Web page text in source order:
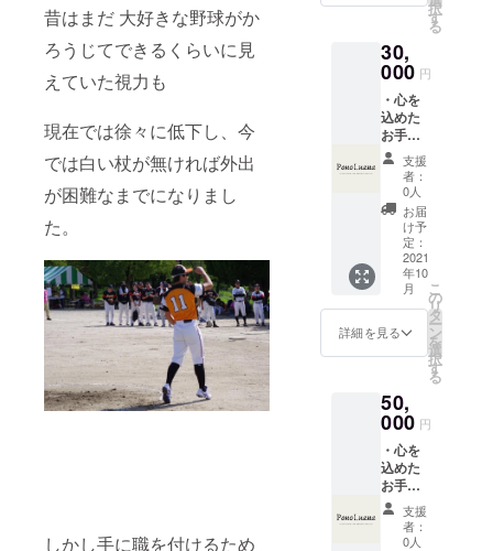
昔はまだ 大好きな野球がか
ろうじてできるくらいに見
えていた視力も
現在では徐々に低下し、今
では白い杖が無ければ外出
が困難なまでになりまし
た。
しかし手に職を付けるため
10月〜
9月）
※『法令
に基づ
く医
療、診
療行為
ではご
ざいま
せん。
効果に
は個人
差がご
ざいま
すこと
を予め
ご了承
くださ
択
す
る
30,
000 円
・心を
込めた
お手紙
・マッ
サージ&
鍼灸
セット
コース
60分
10回分
施術無
料券
（有効
期限：
2021年
10月〜
9月）
※『法令
に基づ
く医
療、診
療行為
ではご
ざいま
せん。
支援
者：
0人
お届
け予
定：
2021
年10
月
詳細を見る
こ
の
リ
タ
ー
ン
を
選
択
す
る
50,
000 円
・心を
込めた
お手紙
・マッ
サージ&
鍼灸
支援
者：
0人